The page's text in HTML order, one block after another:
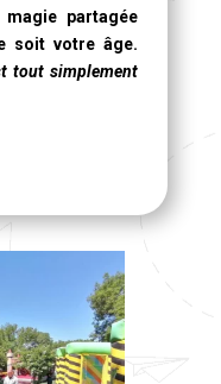
partagée
soit votre âge.
tout simplement